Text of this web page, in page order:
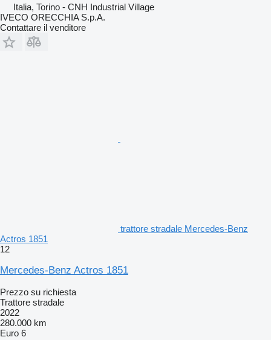
Italia, Torino - CNH Industrial Village
IVECO ORECCHIA S.p.A.
Contattare il venditore
trattore stradale Mercedes-Benz
Actros 1851
12
Mercedes-Benz Actros 1851
Prezzo su richiesta
Trattore stradale
2022
280.000 km
Euro 6